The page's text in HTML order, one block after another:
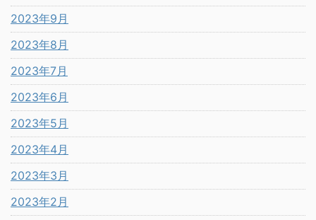
2023年9月
2023年8月
2023年7月
2023年6月
2023年5月
2023年4月
2023年3月
2023年2月